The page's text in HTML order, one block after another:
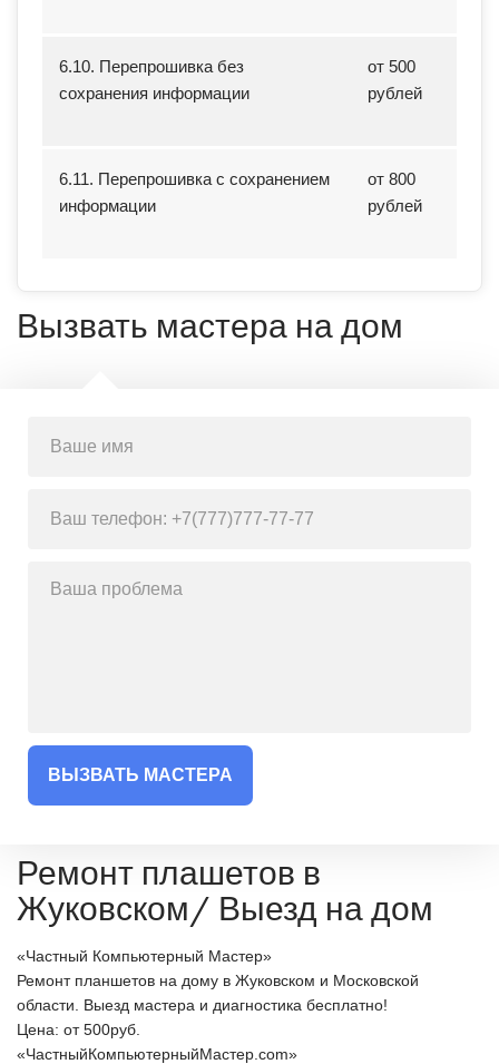
6.10. Перепрошивка без
сохранения информации
от 500
рублей
6.11. Перепрошивка с сохранением
информации
от 800
рублей
Вызвать мастера на дом
ВЫЗВАТЬ МАСТЕРА
Ремонт плашетов в
Жуковском/ Выезд на дом
«Частный Компьютерный Мастер»
Ремонт планшетов на дому в Жуковском и Московской
области. Выезд мастера и диагностика бесплатно!
Цена: от500руб.
«ЧастныйКомпьютерныйМастер.com»